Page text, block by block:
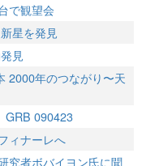
で観望会
星を発見
見
2000年のつながり〜天
GRB 090423
ィナーレへ
究者ボバイヨン氏に聞